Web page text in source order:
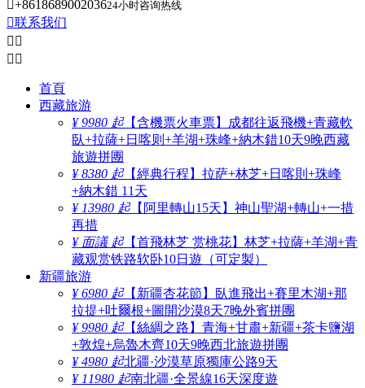
+861868900203624小时咨询热线
联系我们
 
 
首頁
西藏旅游
¥ 9980 起【含機票火車票】成都往返飛機+青藏軟
臥+拉薩+日喀则+羊湖+珠峰+納木錯10天9晚西藏
旅遊拼團
¥ 8380 起【經典行程】拉萨+林芝+日喀則+珠峰
+納木錯 11天
¥ 13980 起【阿里轉山15天】神山聖湖+轉山+一措
再措
¥ 面議 起【首飛林芝 赏桃花】林芝+拉薩+羊湖+青
藏观赏铁路软卧10日遊（可定製）
新疆旅游
¥ 6980 起【新疆杏花節】臥進飛出+賽里木湖+那
拉提+吐爾根+圖開沙漠8天7晚外賓拼團
¥ 9980 起【絲綢之路】青海+甘肅+新疆+茶卡鹽湖
+敦煌+烏魯木齊10天9晚西北旅遊拼團
¥ 4980 起北疆·沙漠草原獨庫公路9天
¥ 11980 起南北疆·全景線16天深度遊